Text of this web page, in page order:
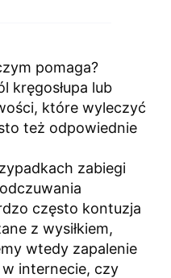
pomaga?
kręgosłupa lub
które wyleczyć
też odpowiednie
zabiegi
często kontuzja
z wysiłkiem,
wtedy zapalenie
internecie, czy